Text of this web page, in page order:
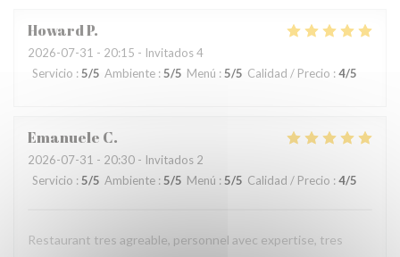
HowardP
2026-07-31 - 20:15 - Invitados 4
Servicio : 5/5 Ambiente : 5/5 Menú : 5/5 Calidad / Precio : 4/5
Emanuele C
2026-07-31 - 20:30 - Invitados 2
Servicio : 5/5 Ambiente : 5/5 Menú : 5/5 Calidad / Precio : 4/5
Restaurant tres agreable, personnel avec expertise, tres